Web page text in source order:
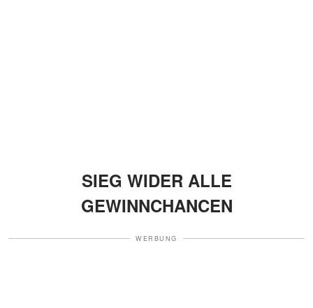
SIEG WIDER ALLE
GEWINNCHANCEN
WERBUNG